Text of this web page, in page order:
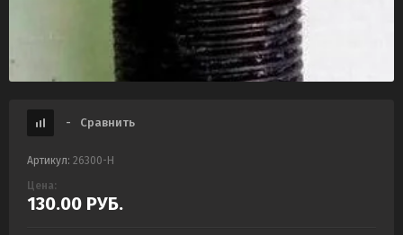
- Сравнить
Артикул: 26300-Н
Цена:
130.00 РУБ.